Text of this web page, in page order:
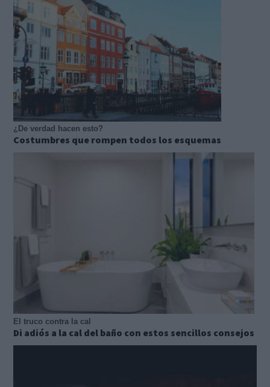
¿De verdad hacen esto?
Costumbres que rompen todos los esquemas
El truco contra la cal
Di adiós a la cal del baño con estos sencillos consejos